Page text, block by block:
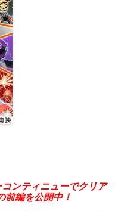
ンティニューでクリア
前編を公開中！